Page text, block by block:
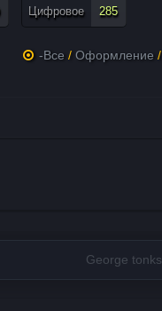
Цифровое 285
-Все / Оформление /
George tonks